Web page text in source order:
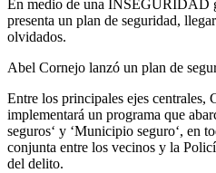
En medio de una INSEGURIDAD
presenta un plan de seguridad,
olvidados.
Abel Cornejo lanzó un plan de
Entre los principales ejes centrales,
implementará un programa que
seguros‘ y ‘Municipio seguro‘, en
conjunta entre los vecinos y la
del delito.